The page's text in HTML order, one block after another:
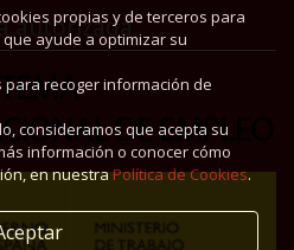
autorizada
propias y de terceros para
ayude a optimizar su
para recoger información de
consideramos que acepta su
información o conocer cómo
en nuestraPolítica de Cookies.